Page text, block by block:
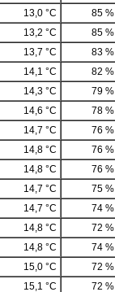
13,0 °C
85 %
13,2 °C
85 %
13,7 °C
83 %
14,1 °C
82 %
14,3 °C
79 %
14,6 °C
78 %
14,7 °C
76 %
14,8 °C
76 %
14,8 °C
76 %
14,7 °C
75 %
14,7 °C
74 %
14,8 °C
72 %
14,8 °C
74 %
15,0 °C
72 %
15,1 °C
72 %